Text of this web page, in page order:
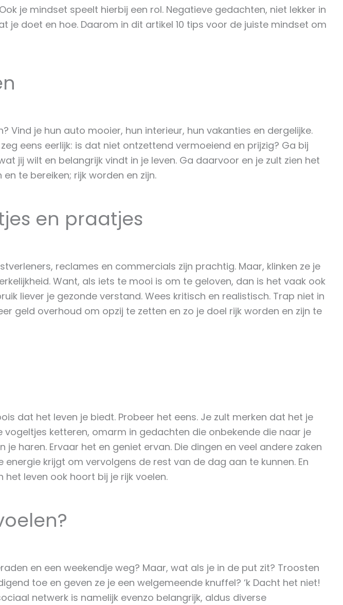
je mindset speelt hierbij een rol. Negatieve gedachten, niet lekker in
je doet en hoe. Daarom in dit artikel 10 tips voor de juiste mindset om
Vind je hun auto mooier, hun interieur, hun vakanties en dergelijke.
eens eerlijk: is dat niet ontzettend vermoeiend en prijzig? Ga bij
jij wilt en belangrijk vindt in je leven. Ga daarvoor en je zult zien het
te bereiken; rijk worden en zijn.
en praatjes
reclames en commercials zijn prachtig. Maar, klinken ze je
Want, als iets te mooi is om te geloven, dan is het vaak ook
liever je gezonde verstand. Wees kritisch en realistisch. Trap niet in
geld overhoud om opzij te zetten en zo je doel rijk worden en zijn te
dat het leven je biedt. Probeer het eens. Je zult merken dat het je
ketteren, omarm in gedachten die onbekende die naar je
haren. Ervaar het en geniet ervan. Die dingen en veel andere zaken
krijgt om vervolgens de rest van de dag aan te kunnen. En
het leven ook hoort bij je rijk voelen.
en een weekendje weg? Maar, wat als je in de put zit? Troosten
toe en geven ze je een welgemeende knuffel? ‘k Dacht het niet!
netwerk is namelijk evenzo belangrijk, aldus diverse